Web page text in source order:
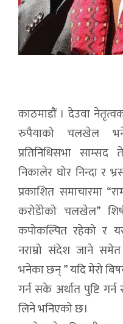
काठमाडौं । देउवा
रुपैयाको चलखेल
प्रतिनिधिसभा
निकालेर घोर निन्दा र
प्रकाशित समाचारमा
करोडेाेको चलखेल”
कपोकल्पित रहेको र
नराम्रो संदेश जाने
भनेका छन् ” यदि मेरो
गर्न सके अर्थात पुष्टि
लिने भनिएको छ।